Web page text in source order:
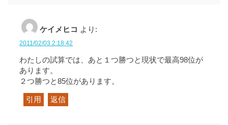
ケイメヒコ より:
2011/02/03 2:18:42
わたしの試算では、あと１つ勝つと現状で最高98位が
あります。
２つ勝つと85位があります。
引用 返信